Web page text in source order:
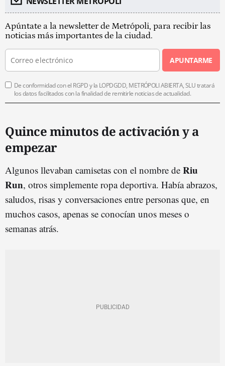
Apúntate a la newsletter de Metrópoli, para recibir las
noticias más importantes de la ciudad.
APUNTARME
De conformidad con el RGPD y la LOPDGDD, METRÓPOLI ABIERTA, SLU tratará
los datos facilitados con la finalidad de remitirle noticias de actualidad.
Quince minutos de activación y a
empezar
Algunos llevaban camisetas con el nombre de Riu
Run, otros simplemente ropa deportiva. Había abrazos,
saludos, risas y conversaciones entre personas que, en
muchos casos, apenas se conocían unos meses o
semanas atrás.